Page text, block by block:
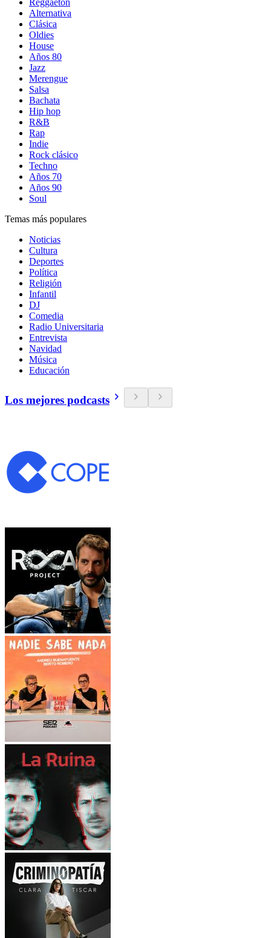
Reggaetón
Alternativa
Clásica
Oldies
House
Años 80
Jazz
Merengue
Salsa
Bachata
Hip hop
R&B
Rap
Indie
Rock clásico
Techno
Años 70
Años 90
Soul
Temas más populares
Noticias
Cultura
Deportes
Política
Religión
Infantil
DJ
Comedia
Radio Universitaria
Entrevista
Navidad
Música
Educación
Los mejores podcasts